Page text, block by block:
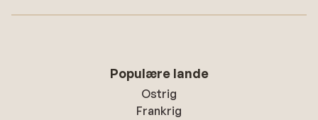
Populære lande
Ostrig
Frankrig